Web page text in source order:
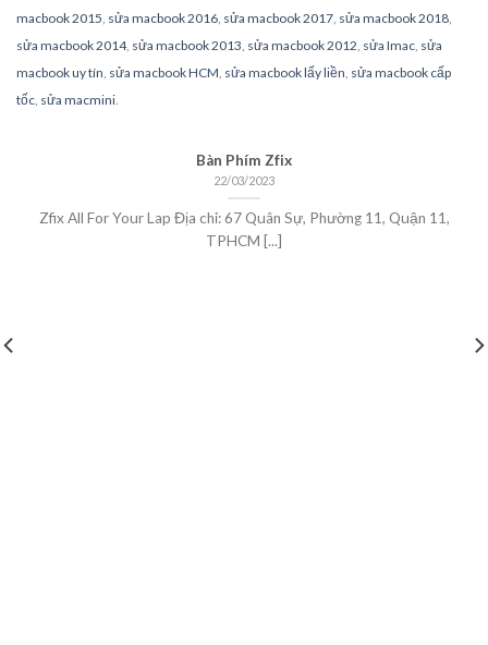
macbook 2015 sửa macbook 2016 sửa macbook 2017 sửa macbook 2018
sửa macbook 2014, sửa macbook 2013 sửa macbook 2012 sửa Imac sửa
macbook uy tín sửa macbook HCM sửa macbook lấy liền sửa macbook cấp
tốc sửa macmini
Bàn Phím Zfix
22/03/2023
Zfix All For Your Lap Địa chỉ: 67 Quân Sự, Phường 11, Quận 11,
TPHCM [...]